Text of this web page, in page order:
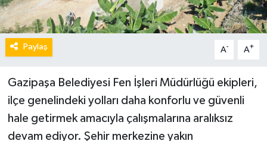
Paylaş A- A+
Gazipaşa Belediyesi Fen İşleri Müdürlüğü ekipleri,
ilçe genelindeki yolları daha konforlu ve güvenli
hale getirmek amacıyla çalışmalarına aralıksız
devam ediyor. Şehir merkezine yakın